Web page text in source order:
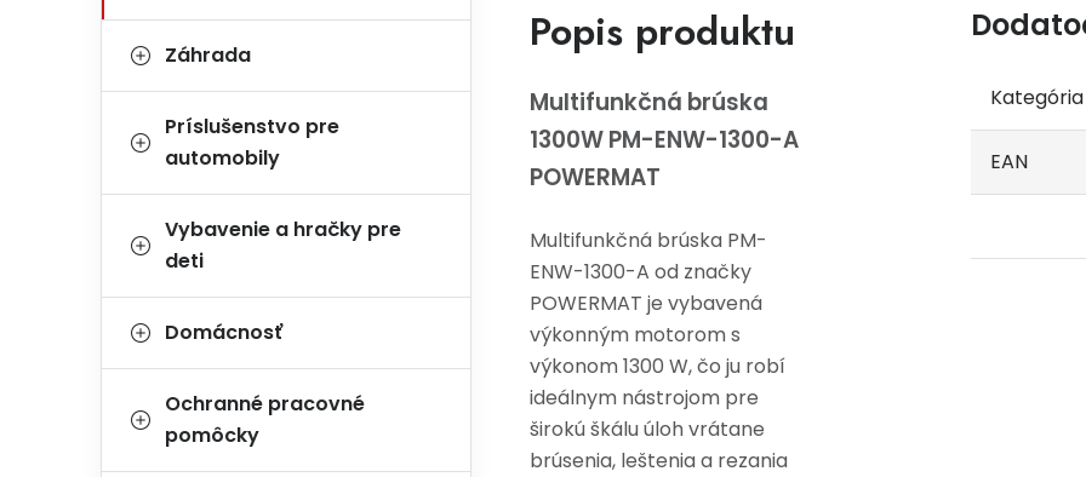
Záhrada
Príslušenstvo pre
automobily
Vybavenie a hračky pre
deti
Domácnosť
Ochranné pracovné
pomôcky
Popis produktu
Multifunkčná brúska
1300W PM-ENW-1300-A
POWERMAT
Multifunkčná brúska PM-
ENW-1300-A od značky
POWERMAT je vybavená
výkonným motorom s
výkonom 1300 W, čo ju robí
ideálnym nástrojom pre
širokú škálu úloh vrátane
brúsenia, leštenia a rezania
Kategória
EAN